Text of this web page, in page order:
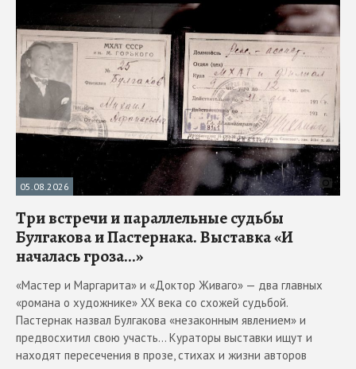
05.08.2026
Три встречи и параллельные судьбы
Булгакова и Пастернака. Выставка «И
началась гроза...»
«Мастер и Маргарита» и «Доктор Живаго» — два главных
«романа о художнике» ХХ века со схожей судьбой.
Пастернак назвал Булгакова «незаконным явлением» и
предвосхитил свою участь... Кураторы выставки ищут и
находят пересечения в прозе, стихах и жизни авторов